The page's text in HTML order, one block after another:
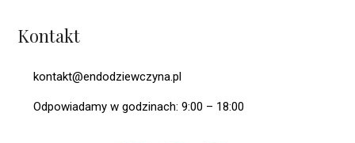
Kontakt
kontakt@endodziewczyna.pl
Odpowiadamy w godzinach: 9:00 – 18:00